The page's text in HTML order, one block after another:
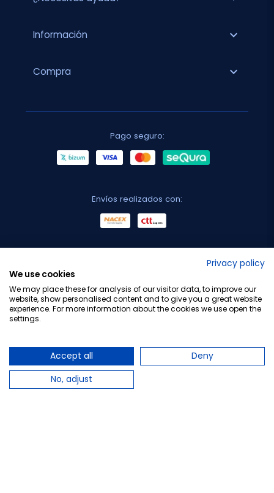
Información expand_more
Compra expand_more
Pago seguro:
Envíos realizados con:
Privacy policy
We use cookies
We may place these for analysis of our visitor data, to improve our
website, show personalised content and to give you a great website
experience. For more information about the cookies we use open the
settings.
Accept all
Deny
No, adjust